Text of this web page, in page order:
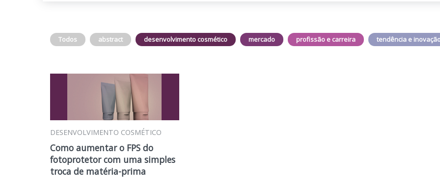
Todos abstract desenvolvimento cosmético mercado profissão e carreira tendência e
DESENVOLVIMENTO COSMÉTICO
Como aumentar o FPS do
fotoprotetor com uma simples
troca de matéria-prima